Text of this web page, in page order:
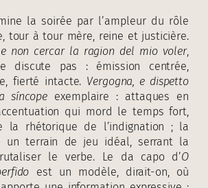
la soirée par l’ampleur du rôle
tour à tour mère, reine et justicière.
e non cercar la ragion del mio voler,
discute pas : émission centrée,
fierté intacte. Vergogna, e dispetto
síncope exemplaire : attaques en
qui mord le temps fort,
la rhétorique de l’indignation ; la
un terrain de jeu idéal, serrant la
le verbe. Le da capo d’O
est un modèle, dirait-on, où